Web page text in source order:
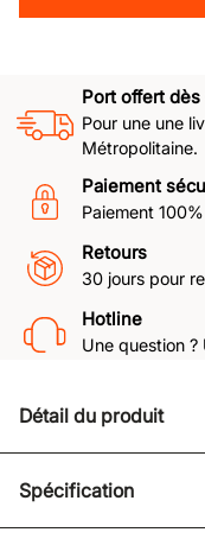
Port offert
Pour une une
Métropolitaine.
Paiement
Paiement
Retours
30 jours pour
Hotline
Une question
Détail du produit
Spécification